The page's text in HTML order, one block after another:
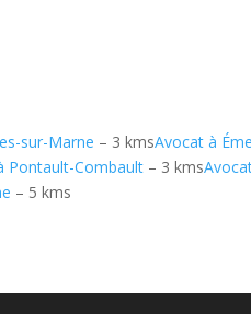
sur-Marne – 3 kmsAvocat à
Pontault-Combault – 3 kms
– 5 kms